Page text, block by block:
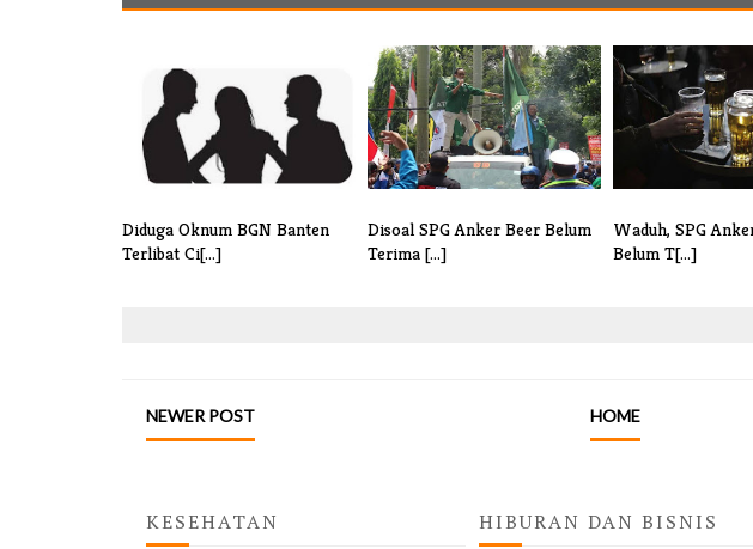
Diduga Oknum BGN Banten
Terlibat Ci[...]
Disoal SPG Anker Beer Belum
Terima [...]
Waduh, SPG
Belum T[...]
NEWER POST HOME
KESEHATAN HIBURAN DAN BISNIS